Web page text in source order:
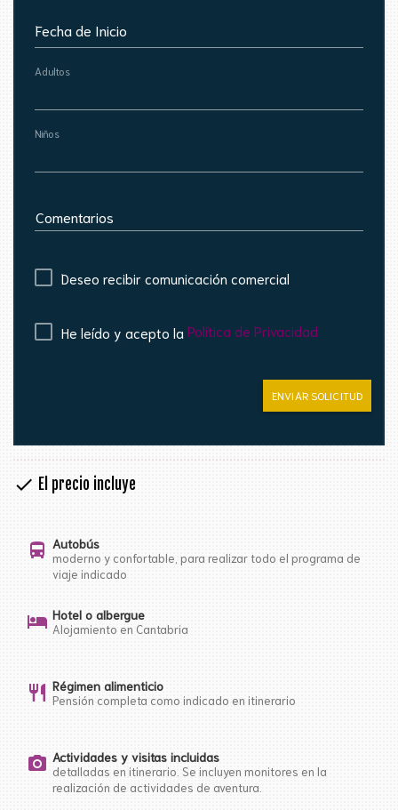
Fecha de Inicio
Adultos
Niños
Comentarios
Deseo recibir comunicación comercial
He leído y acepto la Política de Privacidad
ENVIAR SOLICITUD
check El precio incluye
directions_bus Autobús
moderno y confortable, para realizar todo el programa de
viaje indicado
hotel Hotel o albergue
Alojamiento en Cantabria
restaurant Régimen alimenticio
Pensión completa como indicado en itinerario
photo_camera Actividades y visitas incluidas
detalladas en itinerario. Se incluyen monitores en la
realización de actividades de aventura.